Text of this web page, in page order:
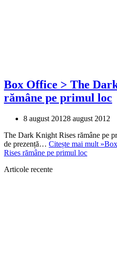
Box Office > The
rămâne pe primul loc
8 august 20128 august 2012
The Dark Knight Rises rămâne pe
de prezență… Citește mai mult »
Rises rămâne pe primul loc
Articole recente